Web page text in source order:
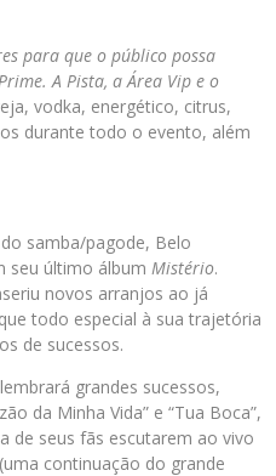
para que o público possa
A Pista, a Área Vip e o
vodka, energético, citrus,
durante todo o evento, além
samba/pagode, Belo
seu último álbum Mistério.
novos arranjos ao já
todo especial à sua trajetória
de sucessos.
grandes sucessos,
da Minha Vida” e “Tua Boca”,
de seus fãs escutarem ao vivo
continuação do grande